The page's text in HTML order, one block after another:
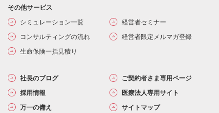
その他サービス
シミュレーション一覧
経営者セミナー
コンサルティングの流れ
経営者限定メルマガ登録
生命保険一括見積り
社長のブログ
ご契約者さま専用ページ
採用情報
医療法人専用サイト
万一の備え
サイトマップ